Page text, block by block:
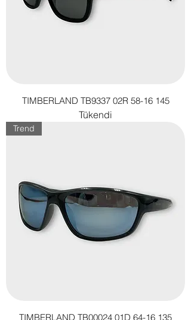
TIMBERLAND TB9337 02R 58-16 145
Tükendi
Trend
TIMBERLAND TB00024 01D 64-16 135